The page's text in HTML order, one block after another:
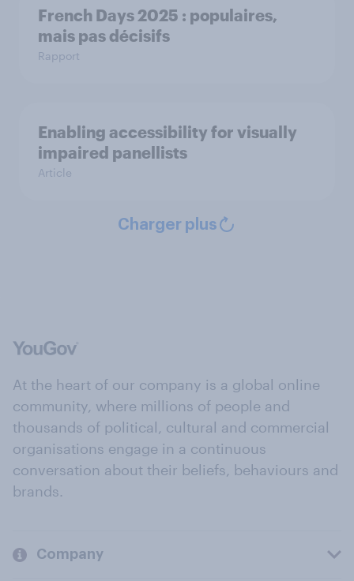
French Days 2025 : populaires,
mais pas décisifs
Rapport
Enabling accessibility for visually
impaired panellists
Article
Charger plus
At the heart of our company is a global online
community, where millions of people and
thousands of political, cultural and commercial
organisations engage in a continuous
conversation about their beliefs, behaviours and
brands.
Company